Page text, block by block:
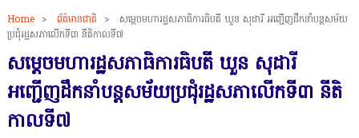
Home > ព័ត៌មានជាតិ >
សម្ដេចមហារដ្ឋសភាធិការធិបតី ឃួន សុដារី អញ្ជើញដឹកនាំបន្តសម័យ
ប្រជុំរដ្ឋសភាលើកទី៣ នីតិកាលទី៧
សម្ដេចមហារដ្ឋសភាធិការធិបតី ឃួន សុដារី
អញ្ជើញដឹកនាំបន្តសម័យប្រជុំរដ្ឋសភាលើកទី៣ នីតិ
កាលទី៧